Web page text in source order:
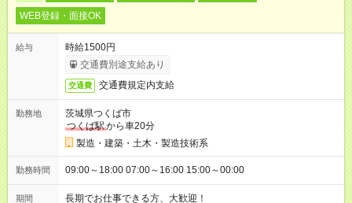
WEB登録・面接OK
給与
時給1500円
交通費別途支給あり
交通費 交通費規定内支給
勤務地
茨城県つくば市
つくば駅から車20分
製造・建築・土木・製造技術系
勤務時間 09:00～18:00 07:00～16:00 15:00～00:00
期間 長期でお仕事できる方、大歓迎！